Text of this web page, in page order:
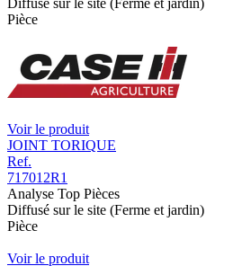
Pièce
Voir le produit
JOINT TORIQUE
Ref.
717012R1
Analyse Top Pièces
Diffusé sur le site (Ferme et jardin)
Pièce
Voir le produit